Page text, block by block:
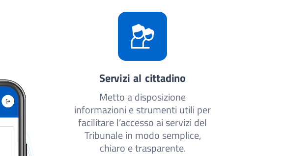
Servizi al cittadino
Metto a disposizione
informazioni e strumenti utili per
facilitare l’accesso ai servizi del
Tribunale in modo semplice,
chiaro e trasparente.